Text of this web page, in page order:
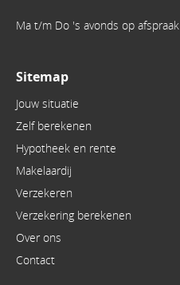
Ma t/m Do 's avonds op afspraak
Sitemap
Jouw situatie
Zelf berekenen
Hypotheek en rente
Makelaardij
Verzekeren
Verzekering berekenen
Over ons
Contact